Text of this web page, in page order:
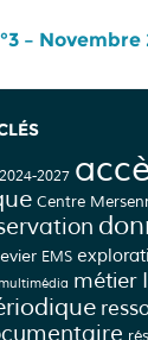
– Novembre
2027
Centre
EMS
métier